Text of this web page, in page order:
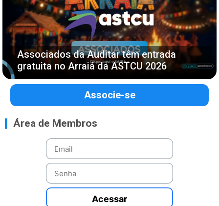
Associados da Auditar têm entrada
gratuita no Arraiá da ASTCU 2026
Associe-se
Área de Membros
Acessar